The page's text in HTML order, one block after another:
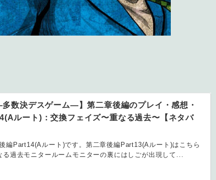
多数決デスゲーム―】第二章後編のプレイ・感想・
ルート)：交換フェイズ〜重なる過去〜【ネタバ
編Part14(Aルート)です。第二章後編Part13(Aルート)はこちら
る過去モニタールームモニターの裏にはしごが出現して...